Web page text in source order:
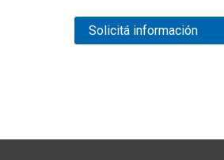
Solicitá información